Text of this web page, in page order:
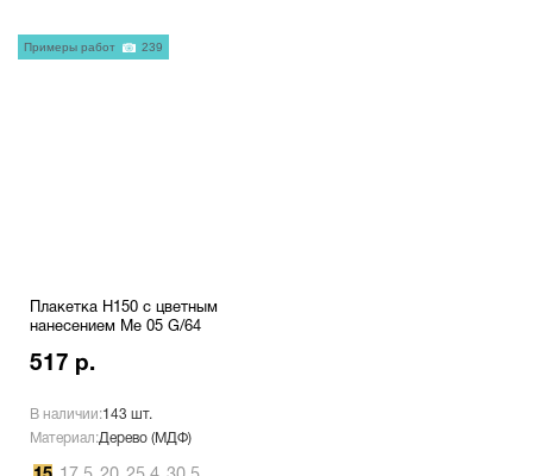
Плакетка H150 с цветным
нанесением Me 05 G/64
517 р.
В наличии:143 шт.
Материал:Дерево (МДФ)
Примеры работ 239